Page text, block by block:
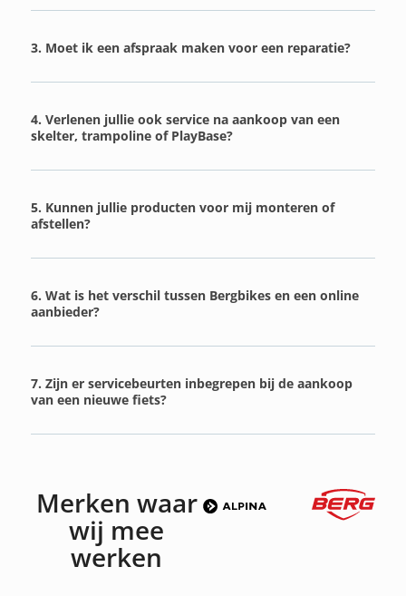
3. Moet ik een afspraak maken voor een reparatie?
4. Verlenen jullie ook service na aankoop van een
skelter, trampoline of PlayBase?
5. Kunnen jullie producten voor mij monteren of
afstellen?
6. Wat is het verschil tussen Bergbikes en een online
aanbieder?
7. Zijn er servicebeurten inbegrepen bij de aankoop
van een nieuwe fiets?
Merken waar
wij mee
werken